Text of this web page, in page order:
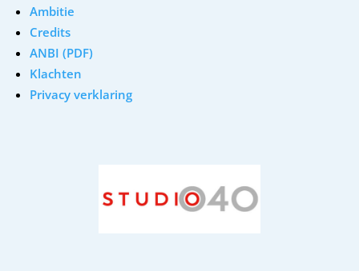
Ambitie
Credits
ANBI (PDF)
Klachten
Privacy verklaring